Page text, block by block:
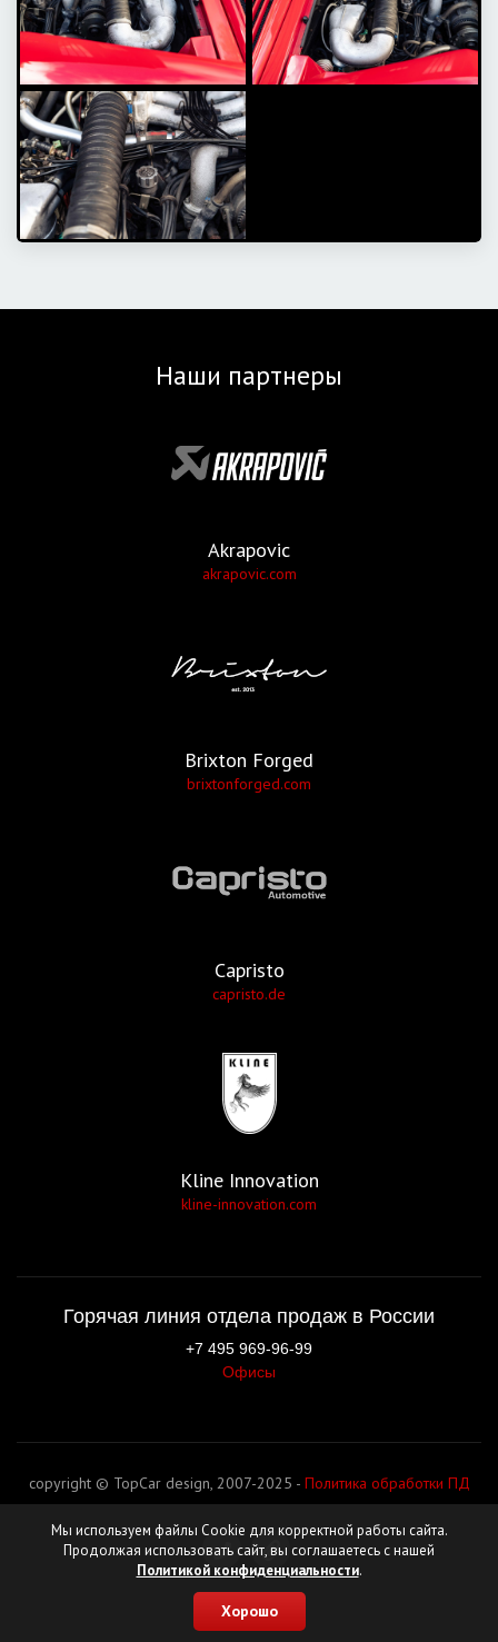
Наши партнеры
Akrapovic
akrapovic.com
Brixton Forged
brixtonforged.com
Capristo
capristo.de
Kline Innovation
kline-innovation.com
Горячая линия отдела продаж в России
+7 495 969-96-99
Офисы
copyright © TopCar design, 2007-2025 - Политика обработки ПД
Мы используем файлы Cookie для корректной работы сайта.
Продолжая использовать сайт, вы соглашаетесь с нашей
Политикой конфиденциальности.
Хорошо